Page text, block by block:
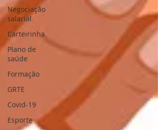
Negociação
salarial
Carteirinha
Plano de
saúde
Formação
GRTE
Covid-19
Esporte